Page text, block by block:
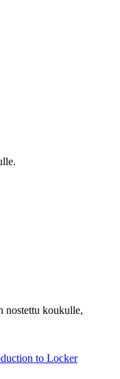
nostettu koukulle,
to Locker